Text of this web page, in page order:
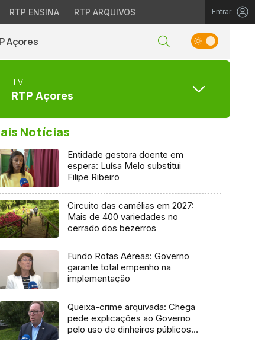
RTP ENSINA RTP ARQUIVOS Entrar
Açores
TV
RTP Açores
Notícias
Entidade gestora doente em
espera: Luísa Melo substitui
Filipe Ribeiro
Circuito das camélias em 2027:
Mais de 400 variedades no
cerrado dos bezerros
Fundo Rotas Aéreas: Governo
garante total empenho na
implementação
Queixa-crime arquivada: Chega
pede explicações ao Governo
pelo uso de dinheiros públicos